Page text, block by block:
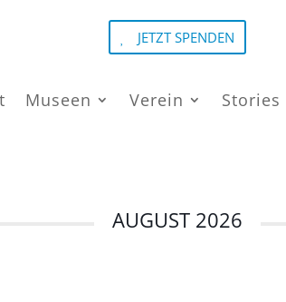
JETZT SPENDEN
Museen Verein Stories
AUGUST 2026